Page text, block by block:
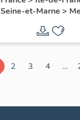
Seine-et-Marne >
2 3 4 ...